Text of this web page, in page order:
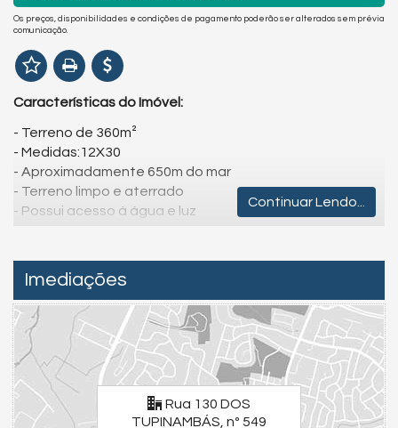
Os preços, disponibilidades e condições de pagamento poderão ser alterados sem prévia
comunicação.
Características do Imóvel:
- Terreno de 360m²
- Medidas:12X30
- Aproximadamente 650m do mar
- Terreno limpo e aterrado
- Possui acesso à água e luz
você imagina, venha descobrir!
*Valores e condições podem ser alterados sem aviso
prévio.
Para uma experiência completa, assista aos vídeos
detalhados dos imóveis e da cidade. Visite nossas redes
sociais:
Continuar Lendo...
Imediações
Rua 130 DOS
TUPINAMBÁS, nº 549